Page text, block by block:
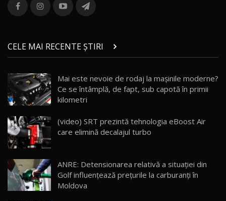
13
combină aventura cu luxul / AutoBlog.MD
36:08
chinez care face lumea să se întoarcă după el
/ AutoBlog.MD
17:27
15 14:37
16
AutoBlogMD
13:10
17 20:06
Va fi modelul nr.1 BYD în Moldova? BYD Seal U
CELE MAI RECENTE ȘTIRI
Mai este nevoie de rodaj la mașinile moderne?
Ce se întâmplă, de fapt, sub capotă în primii
kilometri
(video) SRT prezintă tehnologia eBoost Air
care elimină decalajul turbo
ANRE: Detensionarea relativă a situației din
Golf influențează prețurile la carburanți în
Moldova